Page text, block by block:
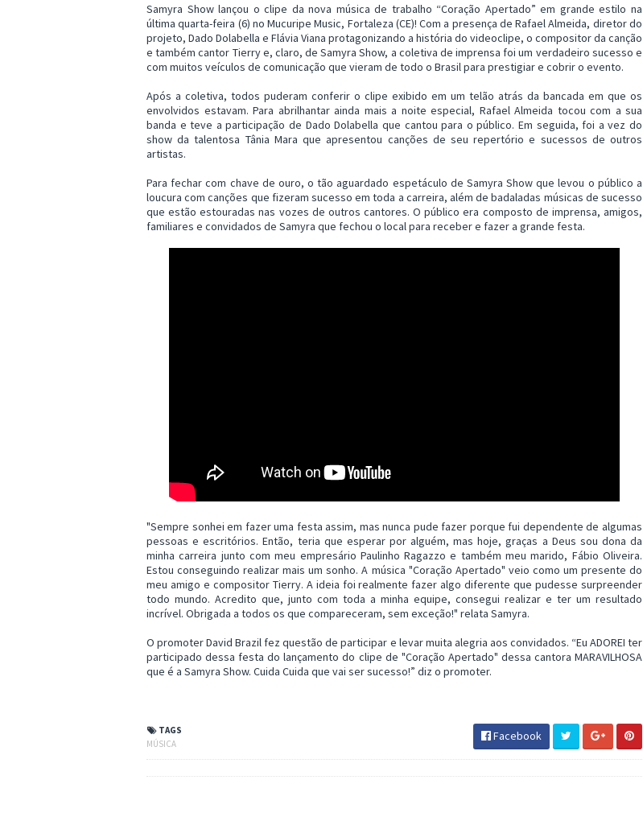
Samyra Show lançou o clipe da nova música de trabalho “Coração Apertado” em grande estilo na
última quarta-feira (6) no Mucuripe Music, Fortaleza (CE)! Com a presença de Rafael Almeida, diretor do
projeto, Dado Dolabella e Flávia Viana protagonizando a história do videoclipe, o compositor da canção
e também cantor Tierry e, claro, de Samyra Show, a coletiva de imprensa foi um verdadeiro sucesso e
com muitos veículos de comunicação que vieram de todo o Brasil para prestigiar e cobrir o evento.
Após a coletiva, todos puderam conferir o clipe exibido em um telão atrás da bancada em que os
envolvidos estavam. Para abrilhantar ainda mais a noite especial, Rafael Almeida tocou com a sua
banda e teve a participação de Dado Dolabella que cantou para o público. Em seguida, foi a vez do
show da talentosa Tânia Mara que apresentou canções de seu repertório e sucessos de outros
artistas.
Para fechar com chave de ouro, o tão aguardado espetáculo de Samyra Show que levou o público a
loucura com canções que fizeram sucesso em toda a carreira, além de badaladas músicas de sucesso
que estão estouradas nas vozes de outros cantores. O público era composto de imprensa, amigos,
familiares e convidados de Samyra que fechou o local para receber e fazer a grande festa.
"Sempre sonhei em fazer uma festa assim, mas nunca pude fazer porque fui dependente de algumas
pessoas e escritórios. Então, teria que esperar por alguém, mas hoje, graças a Deus sou dona da
minha carreira junto com meu empresário Paulinho Ragazzo e também meu marido, Fábio Oliveira.
Estou conseguindo realizar mais um sonho. A música "Coração Apertado" veio como um presente do
meu amigo e compositor Tierry. A ideia foi realmente fazer algo diferente que pudesse surpreender
todo mundo. Acredito que, junto com toda a minha equipe, consegui realizar e ter um resultado
incrível. Obrigada a todos os que compareceram, sem exceção!" relata Samyra.
O promoter David Brazil fez questão de participar e levar muita alegria aos convidados. “Eu ADOREI ter
participado dessa festa do lançamento do clipe de "Coração Apertado" dessa cantora MARAVILHOSA
que é a Samyra Show. Cuida Cuida que vai ser sucesso!” diz o promoter.
TAGS
MÚSICA
Facebook